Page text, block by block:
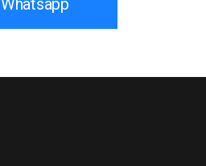
Whatsapp